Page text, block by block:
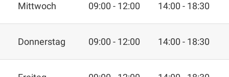
Mittwoch 09:00 - 12:00 14:00 - 18:30
Donnerstag 09:00 - 12:00 14:00 - 18:30